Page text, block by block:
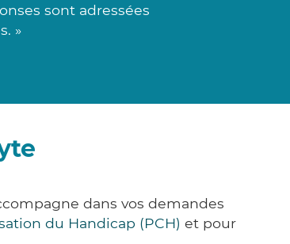
sont adressées
»
dans vos demandes
du Handicap (PCH) et pour